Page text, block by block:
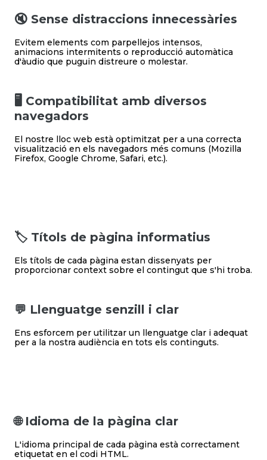
🔇 Sense distraccions innecessàries
Evitem elements com parpellejos intensos,
animacions intermitents o reproducció automàtica
d'àudio que puguin distreure o molestar.
🖥️ Compatibilitat amb diversos
navegadors
El nostre lloc web està optimitzat per a una correcta
visualització en els navegadors més comuns (Mozilla
Firefox, Google Chrome, Safari, etc.).
🏷️ Títols de pàgina informatius
Els títols de cada pàgina estan dissenyats per
proporcionar context sobre el contingut que s'hi troba.
💬 Llenguatge senzill i clar
Ens esforcem per utilitzar un llenguatge clar i adequat
per a la nostra audiència en tots els continguts.
🌐 Idioma de la pàgina clar
L'idioma principal de cada pàgina està correctament
etiquetat en el codi HTML.